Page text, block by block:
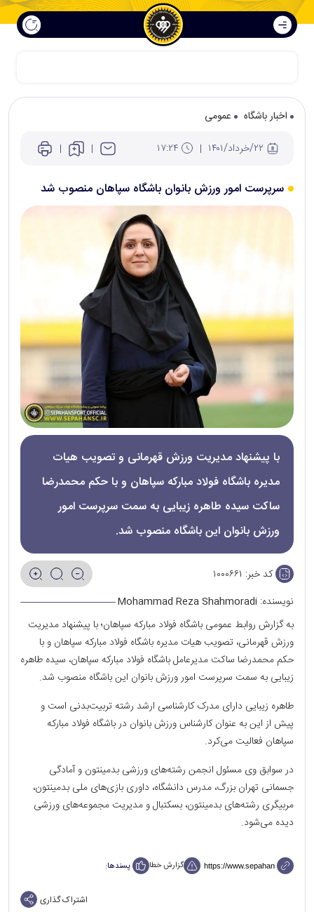
اخبار باشگاه
عمومی
سرپرست امور ورزش بانوان باشگاه سپاهان منصوب شد
با پیشنهاد مدیریت ورزش قهرمانی و تصویب هیات
مدیره باشگاه فولاد مبارکه سپاهان و با حکم محمدرضا
ساکت سیده طاهره زیبایی به سمت سرپرست امور
ورزش بانوان این باشگاه منصوب شد.
کد خبر: ۱۰۰۰۶۶۱
نویسنده: Mohammad Reza Shahmoradi
به گزارش روابط عمومی باشگاه فولاد مبارکه سپاهان؛ با پیشنهاد مدیریت
ورزش قهرمانی، تصویب هیات مدیره باشگاه فولاد مبارکه سپاهان و با
حکم محمدرضا ساکت مدیرعامل باشگاه فولاد مبارکه سپاهان، سیده طاهره
زیبایی به سمت سرپرست امور ورزش بانوان این باشگاه منصوب شد.
طاهره زیبایی دارای مدرک کارشناسی ارشد رشته تربیت‌بدنی است و
پیش از این به عنوان کارشناس ورزش بانوان در باشگاه فولاد مبارکه
سپاهان فعالیت می‌کرد.
در سوابق وی مسئول انجمن رشته‌های ورزشی بدمینتون و آمادگی
جسمانی تهران بزرگ، مدرس دانشگاه، داوری بازی‌های ملی بدمینتون،
مربیگری رشته‌های بدمینتون، بسکتبال و مدیریت مجموعه‌های ورزشی
دیده می‌شود.
گزارش خطا پسندها:
اشتراک گذاری